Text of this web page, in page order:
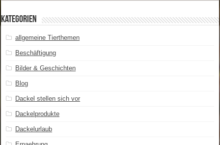
Kategorien
allgemeine Tierthemen
Beschäftigung
Bilder & Geschichten
Blog
Dackel stellen sich vor
Dackelprodukte
Dackelurlaub